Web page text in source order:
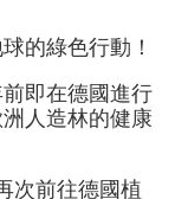
的綠色行動！
即在德國進行
人造林的健康
次前往德國植